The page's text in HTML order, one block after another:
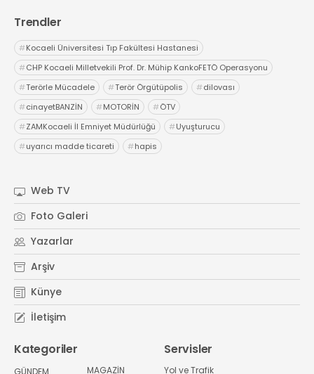
Trendler
#Kocaeli Üniversitesi Tıp Fakültesi Hastanesi
#CHP Kocaeli Milletvekili Prof. Dr. Mühip KankoFETÖ Operasyonu
#Terörle Mücadele #Terör Örgütüpolis #dilovası
#cinayetBANZİN #MOTORİN #ÖTV
#ZAMKocaeli İl Emniyet Müdürlüğü #Uyuşturucu
#uyarıcı madde ticareti #hapis
Web TV
Foto Galeri
Yazarlar
Arşiv
Künye
İletişim
Kategoriler
GÜNDEM
MAGAZİN
Servisler
Yol ve Trafik